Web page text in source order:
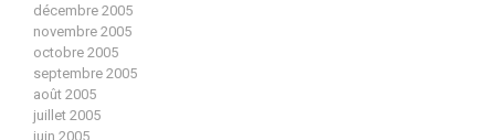
décembre 2005
novembre 2005
octobre 2005
septembre 2005
août 2005
juillet 2005
juin 2005